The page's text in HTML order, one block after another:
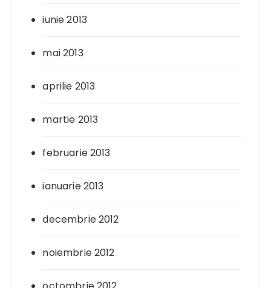
iunie 2013
mai 2013
aprilie 2013
martie 2013
februarie 2013
ianuarie 2013
decembrie 2012
noiembrie 2012